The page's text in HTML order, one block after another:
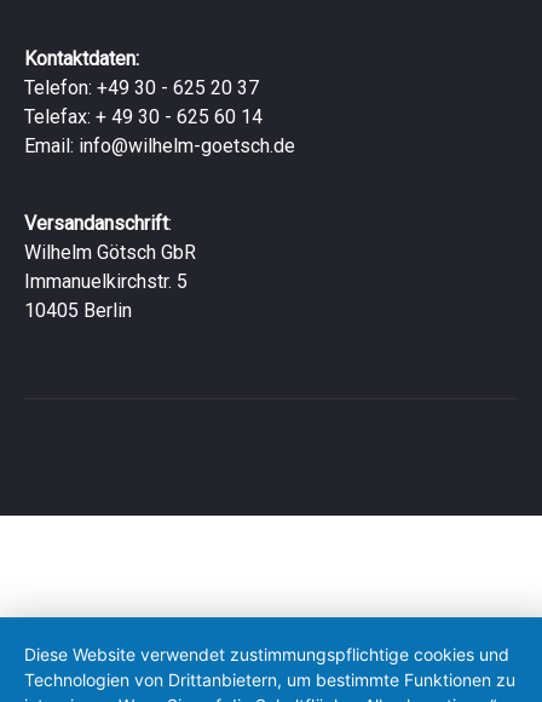
Kontaktdaten:
Telefon: +49 30 - 625 20 37
Telefax: + 49 30 - 625 60 14
Email: info@wilhelm-goetsch.de
Versandanschrift:
Wilhelm Götsch GbR
Immanuelkirchstr. 5
10405 Berlin
Diese Website verwendet zustimmungspflichtige cookies und
Technologien von Drittanbietern, um bestimmte Funktionen zu